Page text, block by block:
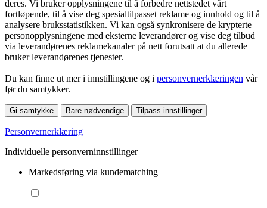
deres. Vi bruker opplysningene til å forbedre nettstedet vårt
fortløpende, til å vise deg spesialtilpasset reklame og innhold og til å
analysere bruksstatistikken. Vi kan også synkronisere de krypterte
personopplysningene med eksterne leverandører og vise deg tilbud
via leverandørenes reklamekanaler på nett forutsatt at du allerede
bruker leverandørenes tjenester.
Du kan finne ut mer i innstillingene og i personvernerklæringen vår
før du samtykker.
Gi samtykke Bare nødvendige Tilpass innstillinger
Personvernerklæring
Individuelle personverninnstillinger
Markedsføring via kundematching